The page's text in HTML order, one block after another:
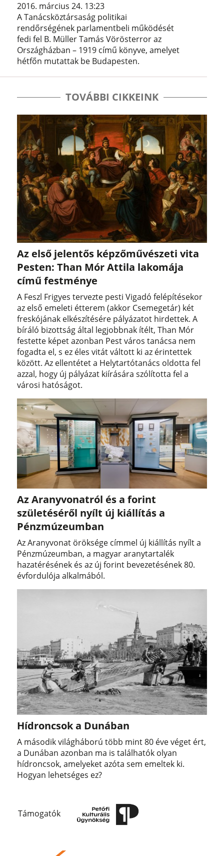
2016. március 24. 13:23
A Tanácsköztársaság politikai
rendőrségének parlamentbeli működését
fedi fel B. Müller Tamás Vörösterror az
Országházban – 1919 című könyve, amelyet
hétfőn mutattak be Budapesten.
TOVÁBBI CIKKEINK
Az első jelentős képzőművészeti vita
Pesten: Than Mór Attila lakomája
című festménye
A Feszl Frigyes tervezte pesti Vigadó felépítésekor
az első emeleti étterem (akkor Csemegetár) két
freskójának elkészítésére pályázatot hirdettek. A
bíráló bizottság által legjobbnak ítélt, Than Mór
festette képet azonban Pest város tanácsa nem
fogadta el, s ez éles vitát váltott ki az érintettek
között. Az ellentétet a Helytartótanács oldotta fel
azzal, hogy új pályázat kiírására szólította fel a
városi hatóságot.
Az Aranyvonatról és a forint
születéséről nyílt új kiállítás a
Pénzmúzeumban
Az Aranyvonat öröksége címmel új kiállítás nyílt a
Pénzmúzeumban, a magyar aranytartalék
hazatérésének és az új forint bevezetésének 80.
évfordulója alkalmából.
Hídroncsok a Dunában
A második világháború több mint 80 éve véget ért,
a Dunában azonban ma is találhatók olyan
hídroncsok, amelyeket azóta sem emeltek ki.
Hogyan lehetséges ez?
Támogatók